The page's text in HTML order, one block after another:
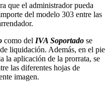
que el administrador pueda
del modelo 303 entre las
como del IVA Soportado se
liquidación. Además, en el pie
la aplicación de la prorrata, se
las diferentes hojas de
imagen.